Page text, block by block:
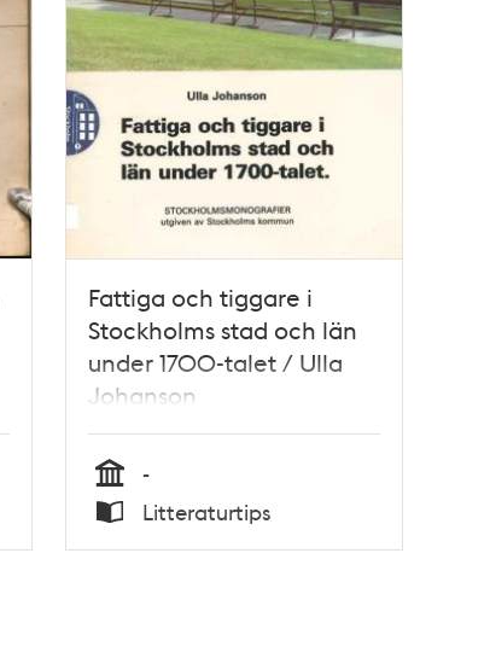
Fattiga och tiggare i
Stockholms stad och län
under 1700-talet / Ulla
Johanson
Tid
-
Typ
Litteraturtips